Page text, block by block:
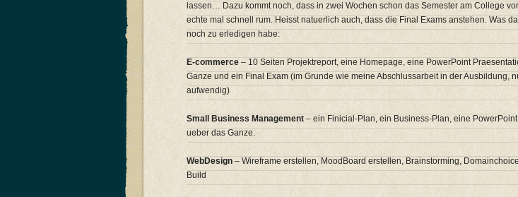
lassen… Dazu kommt noch, dass in zwei Wochen schon das Semester am College
echte mal schnell rum. Heisst natuerlich auch, dass die Final Exams anstehen. Was
noch zu erledigen habe:
E-commerce – 10 Seiten Projektreport, eine Homepage, eine PowerPoint
Ganze und ein Final Exam (im Grunde wie meine Abschlussarbeit in der Ausbildung,
aufwendig)
Small Business Management – ein Finicial-Plan, ein Business-Plan, eine
ueber das Ganze.
WebDesign – Wireframe erstellen, MoodBoard erstellen, Brainstorming,
Build